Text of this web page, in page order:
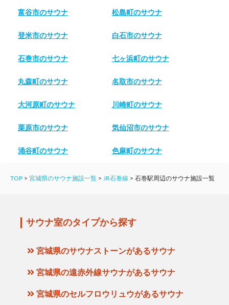
富谷市のサウナ 松島町のサウナ
登米市のサウナ 白石市のサウナ
石巻市のサウナ 七ヶ浜町のサウナ
丸森町のサウナ 名取市のサウナ
大河原町のサウナ 川崎町のサウナ
栗原市のサウナ 気仙沼市のサウナ
涌谷町のサウナ 色麻町のサウナ
TOP > 宮城県のサウナ施設一覧 > JR石巻線 > 石巻駅周辺のサウナ施設一覧
サウナ室のタイプから探す
宮城県のサウナストーンがあるサウナ
宮城県の遠赤外線サウナがあるサウナ
宮城県のセルフロウリュウがあるサウナ